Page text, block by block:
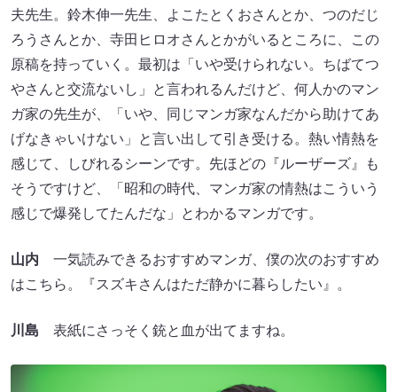
夫先生。鈴木伸一先生、よこたとくおさんとか、つのだじ
ろうさんとか、寺田ヒロオさんとかがいるところに、この
原稿を持っていく。最初は「いや受けられない。ちばてつ
やさんと交流ないし」と言われるんだけど、何人かのマン
ガ家の先生が、「いや、同じマンガ家なんだから助けてあ
げなきゃいけない」と言い出して引き受ける。熱い情熱を
感じて、しびれるシーンです。先ほどの『ルーザーズ』も
そうですけど、「昭和の時代、マンガ家の情熱はこういう
感じで爆発してたんだな」とわかるマンガです。
山内 一気読みできるおすすめマンガ、僕の次のおすすめ
はこちら。『スズキさんはただ静かに暮らしたい』。
川島 表紙にさっそく銃と血が出てますね。